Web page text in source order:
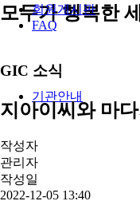
기관안내
모두가 행복한
회원게시판
FAQ
GIC 소식
지아이씨와 마
작성자
관리자
작성일
2022-12-05 13:40